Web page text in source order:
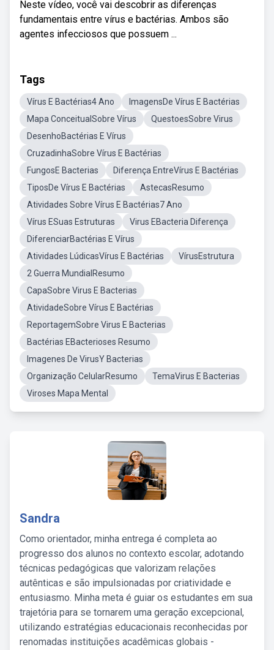
Neste vídeo, você vai descobrir as diferenças
fundamentais entre vírus e bactérias. Ambos são
agentes infecciosos que possuem ...
Tags
Vírus E Bactérias4 Ano
ImagensDe Vírus E Bactérias
Mapa ConceitualSobre Vírus
QuestoesSobre Virus
DesenhoBactérias E Vírus
CruzadinhaSobre Vírus E Bactérias
FungosE Bacterias
Diferença EntreVírus E Bactérias
TiposDe Vírus E Bactérias
AstecasResumo
Atividades Sobre Vírus E Bactérias7 Ano
Vírus ESuas Estruturas
Virus EBacteria Diferença
DiferenciarBactérias E Vírus
Atividades LúdicasVírus E Bactérias
VírusEstrutura
2 Guerra MundialResumo
CapaSobre Virus E Bacterias
AtividadeSobre Vírus E Bactérias
ReportagemSobre Virus E Bacterias
Bactérias EBacterioses Resumo
Imagenes De VirusY Bacterias
Organização CelularResumo
TemaVirus E Bacterias
Viroses Mapa Mental
Sandra
Como orientador, minha entrega é completa ao
progresso dos alunos no contexto escolar, adotando
técnicas pedagógicas que valorizam relações
autênticas e são impulsionadas por criatividade e
entusiasmo. Minha meta é guiar os estudantes em sua
trajetória para se tornarem uma geração excepcional,
utilizando estratégias educacionais reconhecidas por
renomadas instituições acadêmicas globais -